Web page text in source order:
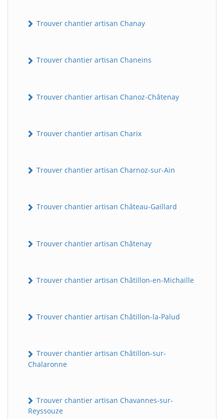
Trouver chantier artisan Chanay
Trouver chantier artisan Chaneins
Trouver chantier artisan Chanoz-Châtenay
Trouver chantier artisan Charix
Trouver chantier artisan Charnoz-sur-Ain
Trouver chantier artisan Château-Gaillard
Trouver chantier artisan Châtenay
Trouver chantier artisan Châtillon-en-Michaille
Trouver chantier artisan Châtillon-la-Palud
Trouver chantier artisan Châtillon-sur-
Chalaronne
Trouver chantier artisan Chavannes-sur-
Reyssouze